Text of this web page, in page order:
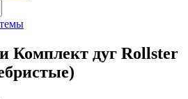
Комплект дуг Rollster